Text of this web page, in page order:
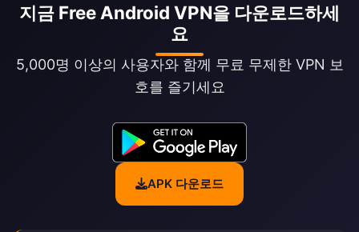
지금 Free Android VPN을 다운로드하세
요
5,000명 이상의 사용자와 함께 무료 무제한 VPN 보
호를 즐기세요
APK 다운로드